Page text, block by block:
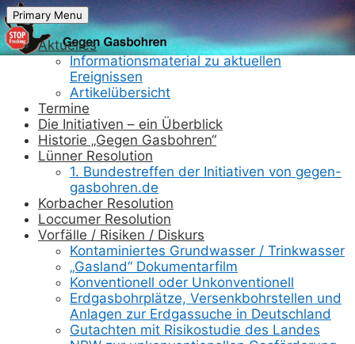
Skip
to
content
Primary Menu
Aktuelles
Informationsmaterial zu aktuellen
Ereignissen
Artikelübersicht
Termine
Die Initiativen – ein Überblick
Historie „Gegen Gasbohren“
Lünner Resolution
1. Bundestreffen der Initiativen von gegen-
gasbohren.de
Korbacher Resolution
Loccumer Resolution
Vorfälle / Risiken / Diskurs
Kontaminiertes Grundwasser / Trinkwasser
„Gasland“ Dokumentarfilm
Konventionell oder Unkonventionell
Erdgasbohrplätze, Versenkbohrstellen und
Anlagen zur Erdgassuche in Deutschland
Gutachten mit Risikostudie des Landes